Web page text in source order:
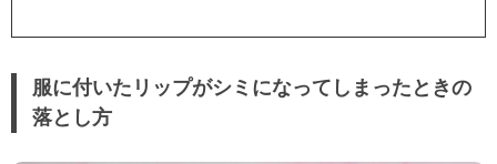
服に付いたリップがシミになってしまったときの
落とし方